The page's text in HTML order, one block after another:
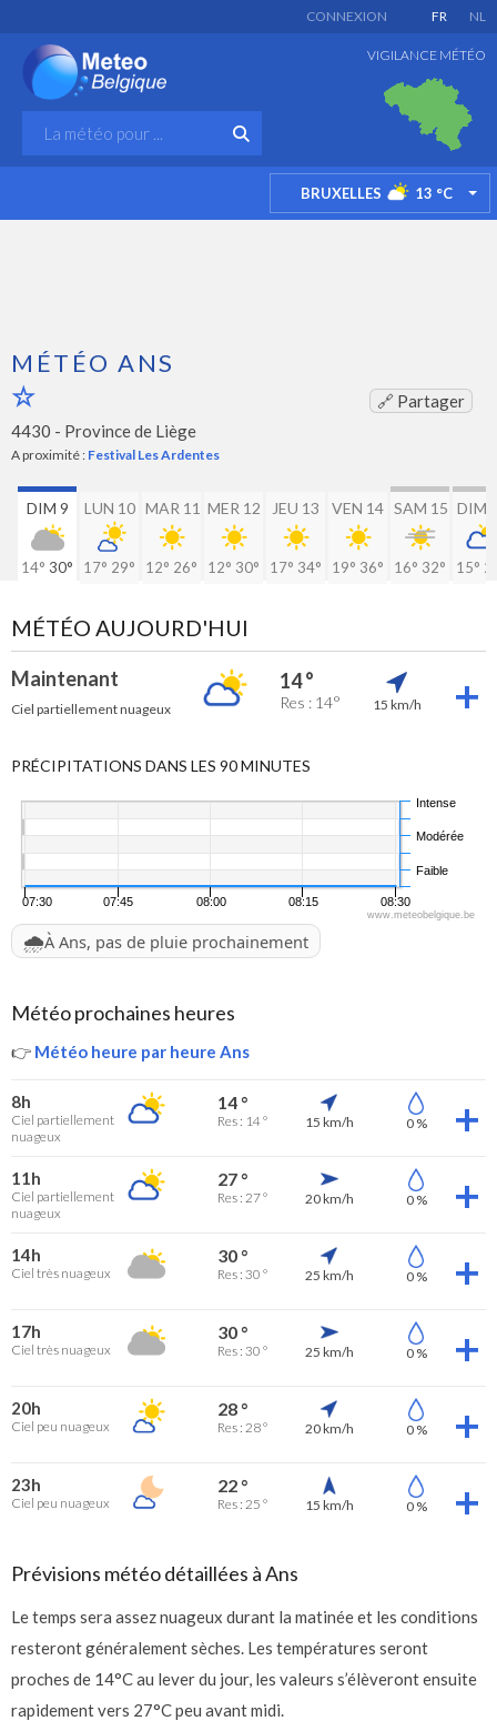
FR NL
CONNEXION
VIGILANCE MÉTÉO
BRUXELLES 13 °C
MÉTÉO ANS
🔗 Partager
4430 - Province de Liège
A proximité : Festival Les Ardentes
DIM 9
14° 30°
LUN 10
17° 29°
MAR 11
12° 26°
MER 12
12° 30°
JEU 13
17° 34°
VEN 14
19° 36°
SAM 15
16° 32°
DIM
15°
MÉTÉO AUJOURD'HUI
Maintenant
Ciel partiellement nuageux
14 °
Res : 14° 15 km/h
PRÉCIPITATIONS DANS LES 90 MINUTES
07:30 07:45 08:00 08:15 08:30
Faible
Modérée
Intense
www.meteobelgique.be
🌧️À Ans, pas de pluie prochainement
Météo prochaines heures
👉 Météo heure par heure Ans
8h
Ciel partiellement
nuageux
14 °
Res : 14 ° 15 km/h 0 %
11h
Ciel partiellement
nuageux
27 °
Res : 27 ° 20 km/h 0 %
14h
Ciel très nuageux
30 °
Res : 30 ° 25 km/h 0 %
17h
Ciel très nuageux
30 °
Res : 30 ° 25 km/h 0 %
20h
Ciel peu nuageux
28 °
Res : 28 ° 20 km/h 0 %
23h
Ciel peu nuageux
22 °
Res : 25 ° 15 km/h 0 %
Prévisions météo détaillées à Ans
Le temps sera assez nuageux durant la matinée et les conditions
resteront généralement sèches. Les températures seront
proches de 14°C au lever du jour, les valeurs s’élèveront ensuite
rapidement vers 27°C peu avant midi.